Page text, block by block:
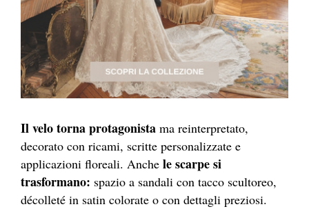
Il velo torna protagonista ma reinterpretato,
decorato con ricami, scritte personalizzate e
applicazioni floreali. Anche le scarpe si
trasformano: spazio a sandali con tacco scultoreo,
décolleté in satin colorate o con dettagli preziosi.